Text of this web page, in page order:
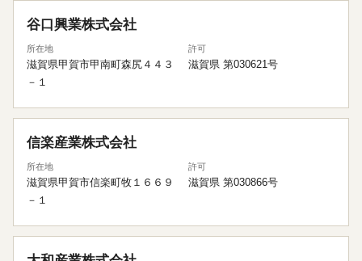
谷口興業株式会社
所在地
滋賀県甲賀市甲南町森尻４４３
－１
許可
滋賀県 第030621号
信楽産業株式会社
所在地
滋賀県甲賀市信楽町牧１６６９
－１
許可
滋賀県 第030866号